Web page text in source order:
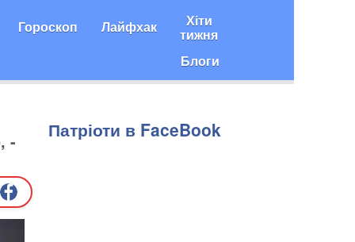
Гороскоп Лайфхак Хіти
тижня
Блоги
- Патріоти в FaceBook